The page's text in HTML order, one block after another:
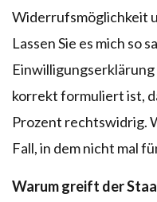
Widerrufsmöglichkeit
Lassen Sie es mich so
korrekt formuliert ist,
Prozent rechtswidrig.
Fall, in dem nicht mal
Warum greift der